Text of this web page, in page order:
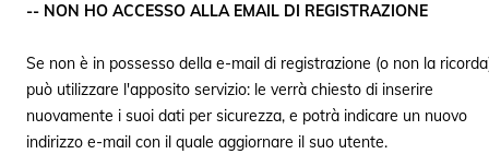
-- NON HO ACCESSO ALLA EMAIL DI REGISTRAZIONE
Se non è in possesso della e-mail di registrazione (o non la
può utilizzare l'apposito servizio: le verrà chiesto di inserire
nuovamente i suoi dati per sicurezza, e potrà indicare un nuovo
indirizzo e-mail con il quale aggiornare il suo utente.